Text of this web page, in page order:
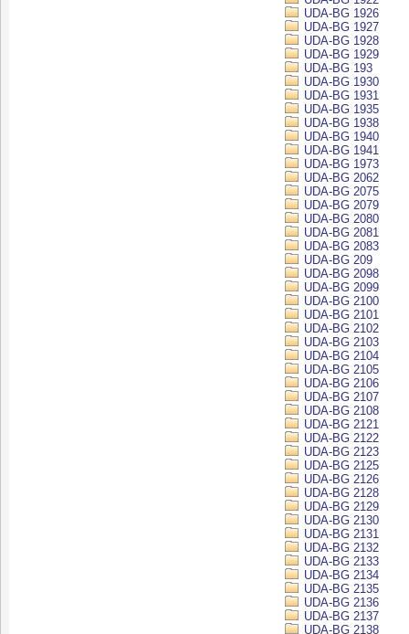
UDA-BG 1926
UDA-BG 1927
UDA-BG 1928
UDA-BG 1929
UDA-BG 193
UDA-BG 1930
UDA-BG 1931
UDA-BG 1935
UDA-BG 1938
UDA-BG 1940
UDA-BG 1941
UDA-BG 1973
UDA-BG 2062
UDA-BG 2075
UDA-BG 2079
UDA-BG 2080
UDA-BG 2081
UDA-BG 2083
UDA-BG 209
UDA-BG 2098
UDA-BG 2099
UDA-BG 2100
UDA-BG 2101
UDA-BG 2102
UDA-BG 2103
UDA-BG 2104
UDA-BG 2105
UDA-BG 2106
UDA-BG 2107
UDA-BG 2108
UDA-BG 2121
UDA-BG 2122
UDA-BG 2123
UDA-BG 2125
UDA-BG 2126
UDA-BG 2128
UDA-BG 2129
UDA-BG 2130
UDA-BG 2131
UDA-BG 2132
UDA-BG 2133
UDA-BG 2134
UDA-BG 2135
UDA-BG 2136
UDA-BG 2137
UDA-BG 2138